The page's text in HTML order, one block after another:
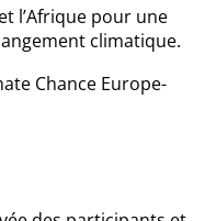
l’Afrique pour une
climatique.
Chance Europe-